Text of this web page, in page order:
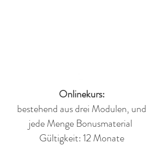
Onlinekurs:
bestehend aus drei Modulen, und
jede Menge Bonusmaterial
Gültigkeit: 12 Monate